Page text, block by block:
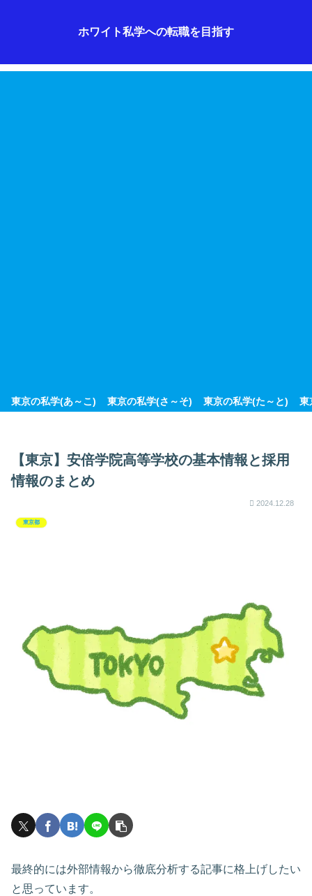
ホワイト私学への転職を目指す
東京の私学(あ～こ) 東京の私学(さ～そ) 東京の私学(た～と) 東
【東京】安倍学院高等学校の基本情報と採用
情報のまとめ
2024.12.28
東京都
最終的には外部情報から徹底分析する記事に格上げしたい
と思っています。